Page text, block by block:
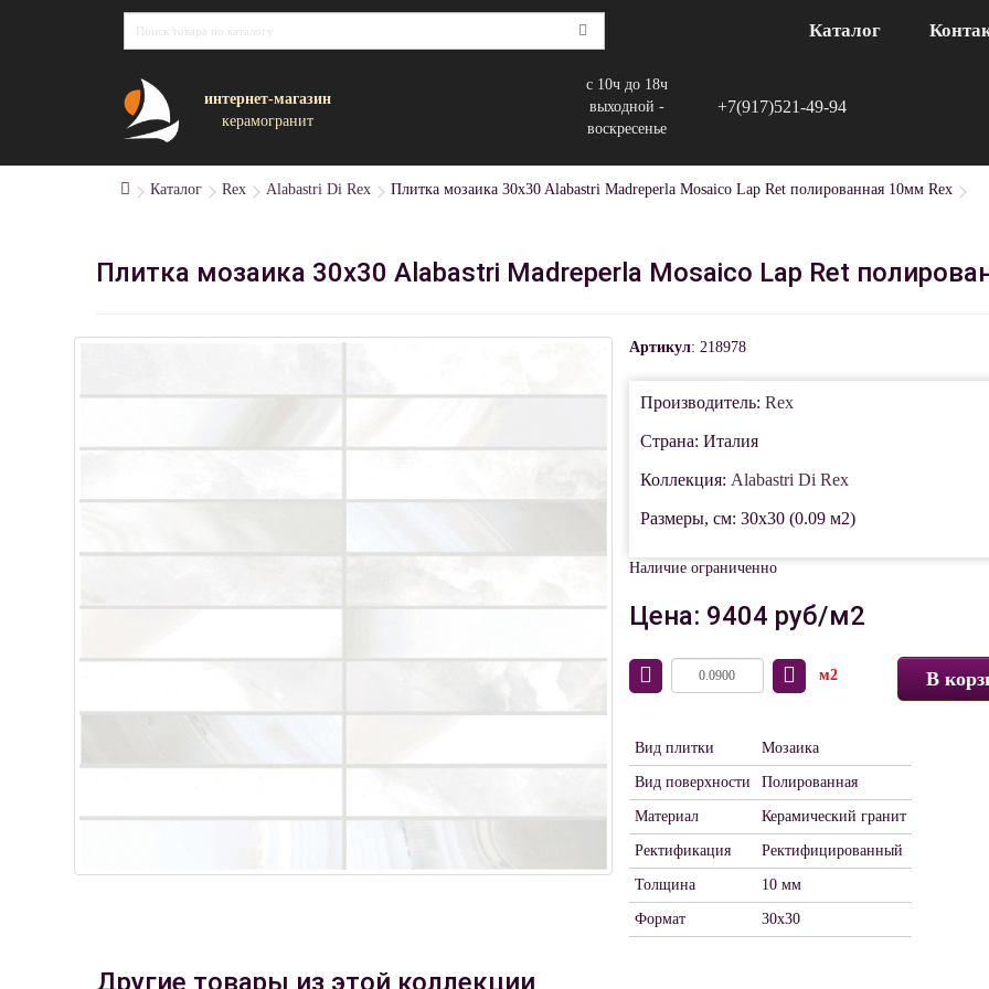
Каталог
интернет-магазин
керамогранит
с 10ч до 18ч
выходной -
воскресенье
+7(917)521-49-94
Каталог Rex Alabastri Di Rex Плитка мозаика 30x30 Alabastri Madreperla Mosaico Lap Ret полированная 10мм Rex
Плитка мозаика 30x30 Alabastri Madreperla Mosaico Lap Ret
Артикул: 218978
Производитель: Rex
Страна: Италия
Коллекция: Alabastri Di Rex
Размеры, см: 30x30 (0.09 м2)
Наличие ограниченно
Цена: 9404 руб/м2
м2 В
Вид плитки Мозаика
Вид поверхности Полированная
Материал Керамический гранит
Ректификация Ректифицированный
Толщина 10 мм
Формат 30х30
Другие товары из этой коллекции